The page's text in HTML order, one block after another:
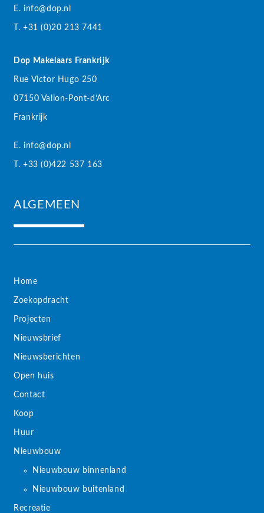
E. info@dop.nl
T. +31 (0)20 213 7441
Dop Makelaars Frankrijk
Rue Victor Hugo 250
07150 Vallon-Pont-d’Arc
Frankrijk
E. info@dop.nl
T. +33 (0)422 537 163
ALGEMEEN
Home
Zoekopdracht
Projecten
Nieuwsbrief
Nieuwsberichten
Open huis
Contact
Koop
Huur
Nieuwbouw
Nieuwbouw binnenland
Nieuwbouw buitenland
Recreatie